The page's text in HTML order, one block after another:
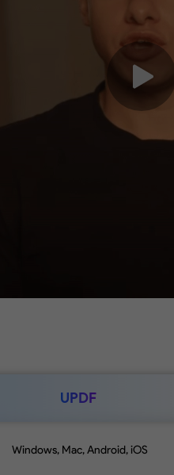
UPDF
Windows, Mac, Android, iOS